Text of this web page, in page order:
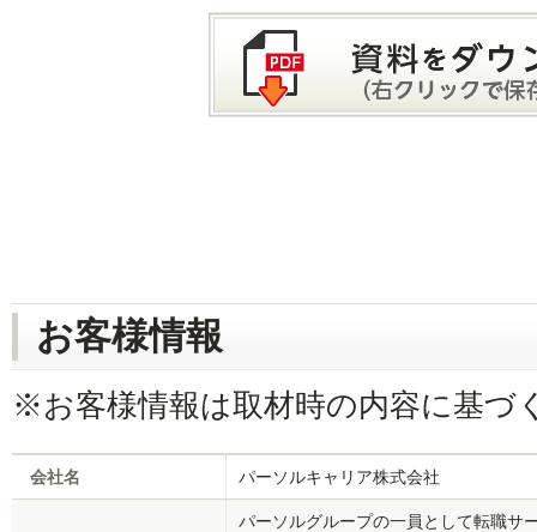
お客様情報
※お客様情報は取材時の内容に基づ
会社名 パーソルキャリア株式会社
パーソルグループの一員として転職サ